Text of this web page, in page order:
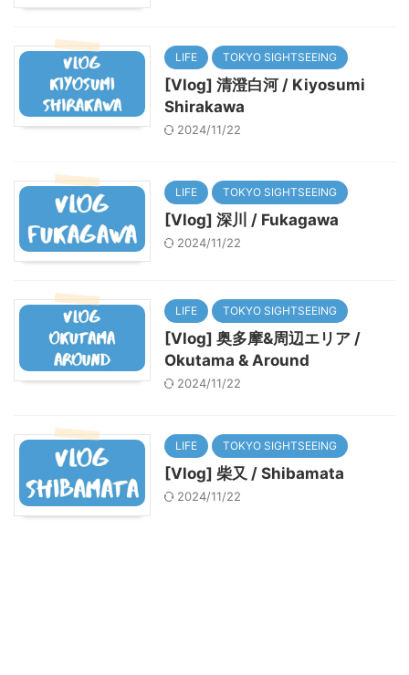
LIFE TOKYO SIGHTSEEING
[Vlog] 清澄白河 / Kiyosumi
Shirakawa
2024/11/22
LIFE TOKYO SIGHTSEEING
[Vlog] 深川 / Fukagawa
2024/11/22
LIFE TOKYO SIGHTSEEING
[Vlog] 奥多摩&周辺エリア /
Okutama & Around
2024/11/22
LIFE TOKYO SIGHTSEEING
[Vlog] 柴又 / Shibamata
2024/11/22